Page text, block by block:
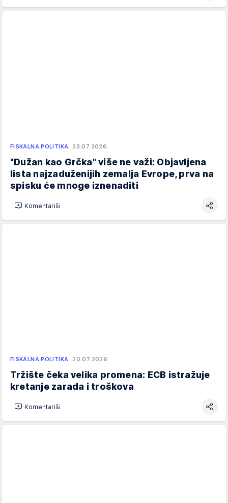
FISKALNA POLITIKA 23.07.2026.
"Dužan kao Grčka" više ne važi: Objavljena
lista najzaduženijih zemalja Evrope, prva na
spisku će mnoge iznenaditi
Komentariši
FISKALNA POLITIKA 20.07.2026.
Tržište čeka velika promena: ECB istražuje
kretanje zarada i troškova
Komentariši